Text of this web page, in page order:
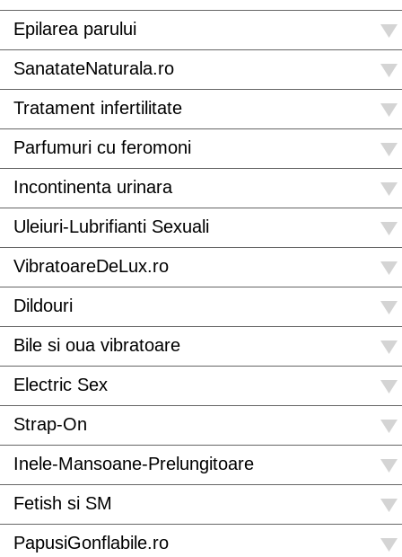
Epilarea parului
SanatateNaturala.ro
Tratament infertilitate
Parfumuri cu feromoni
Incontinenta urinara
Uleiuri-Lubrifianti Sexuali
VibratoareDeLux.ro
Dildouri
Bile si oua vibratoare
Electric Sex
Strap-On
Inele-Mansoane-Prelungitoare
Fetish si SM
PapusiGonflabile.ro